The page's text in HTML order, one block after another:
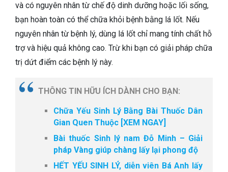
và có nguyên nhân từ chế độ dinh dưỡng hoặc lối sống,
bạn hoàn toàn có thể chữa khỏi bệnh bằng lá lốt. Nếu
nguyên nhân từ bệnh lý, dùng lá lốt chỉ mang tính chất hỗ
trợ và hiệu quả không cao. Trừ khi bạn có giải pháp chữa
trị dứt điểm các bệnh lý này.
THÔNG TIN HỮU ÍCH DÀNH CHO BẠN:
Chữa Yếu Sinh Lý Bằng Bài Thuốc Dân
Gian Quen Thuộc [XEM NGAY]
Bài thuốc Sinh lý nam Đỗ Minh – Giải
pháp Vàng giúp chàng lấy lại phong độ
HẾT YẾU SINH LÝ, diễn viên Bá Anh lấy